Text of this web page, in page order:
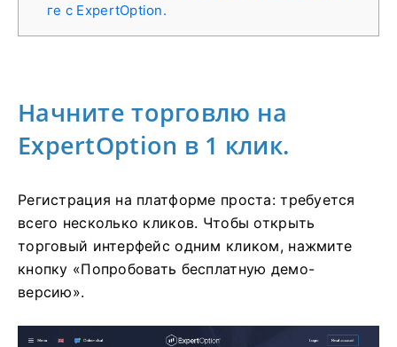
ге с ExpertOption.
Начните торговлю на
ExpertOption в 1 клик.
Регистрация на платформе проста: требуется
всего несколько кликов. Чтобы открыть
торговый интерфейс одним кликом, нажмите
кнопку «Попробовать бесплатную демо-
версию».